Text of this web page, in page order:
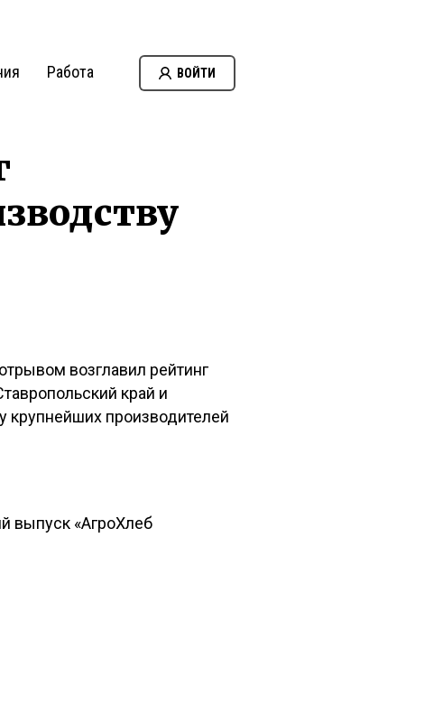
Работа ВОЙТИ
возглавил рейтинг
край и
крупнейших производителей
выпуск «АгроХлеб